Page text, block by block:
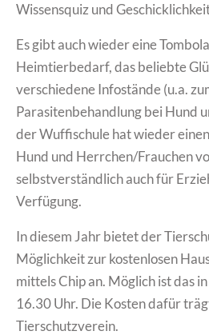
Wissensquiz und
Es gibt auch wieder eine
Heimtierbedarf, das beliebte
verschiedene Infostände (u.a.
Parasitenbehandlung bei Hund
der Wuffischule hat wieder
Hund und Herrchen/Frauchen
selbstverständlich auch für
Verfügung.
In diesem Jahr bietet der
Möglichkeit zur kostenlosen
mittels Chip an. Möglich ist das
16.30 Uhr. Die Kosten dafür
Tierschutzverein.